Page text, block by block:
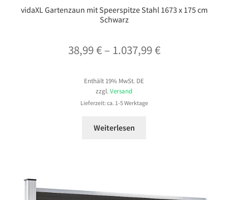
vidaXL Gartenzaun mit Speerspitze Stahl 1673 x 175 cm
Schwarz
38,99€ – 1.037,99€Preisspanne:
Enthält 19% MwSt. DE
zzgl. Versand
Lieferzeit: ca. 1-5 Werktage
Weiterlesen